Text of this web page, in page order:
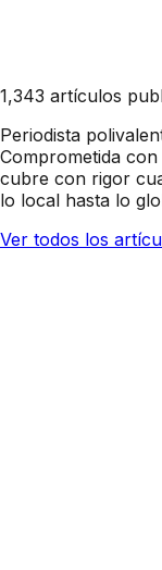
1,343 artículos
Periodista
Comprometida
cubre con rigor
lo local hasta lo
Ver todos los